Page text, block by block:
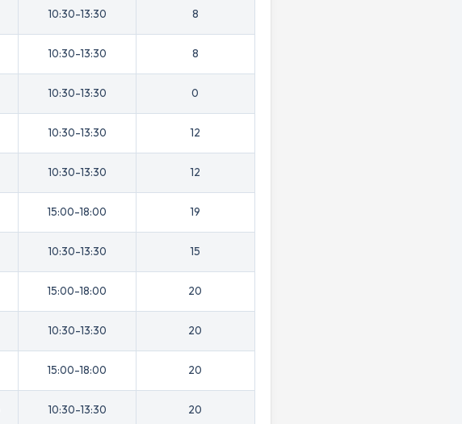
10:30-13:30 8
10:30-13:30 8
10:30-13:30 0
10:30-13:30 12
10:30-13:30 12
15:00-18:00 19
10:30-13:30 15
15:00-18:00 20
10:30-13:30 20
15:00-18:00 20
10:30-13:30 20